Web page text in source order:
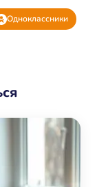
Одноклассники